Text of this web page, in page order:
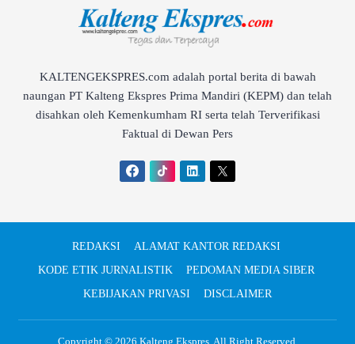
KALTENGEKSPRES.com adalah portal berita di bawah
naungan PT Kalteng Ekspres Prima Mandiri (KEPM) dan telah
disahkan oleh Kemenkumham RI serta telah Terverifikasi
Faktual di Dewan Pers
REDAKSI
ALAMAT KANTOR REDAKSI
KODE ETIK JURNALISTIK
PEDOMAN MEDIA SIBER
KEBIJAKAN PRIVASI
DISCLAIMER
Copyright © 2026 Kalteng Ekspres. All Right Reserved.